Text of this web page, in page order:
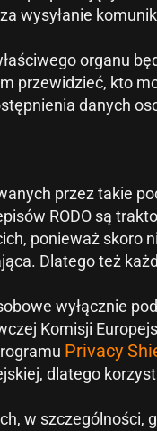
wysyłanie
organu
kto
danych
przez takie
RODO są
ponieważ skoro
Dlatego też
wyłącznie
Komisji
Privacy
dlatego
w szczególności,